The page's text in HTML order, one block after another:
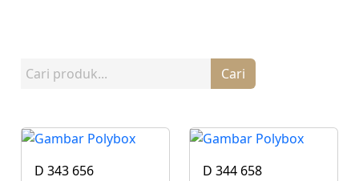
Cari
D 343 656 D 344 658